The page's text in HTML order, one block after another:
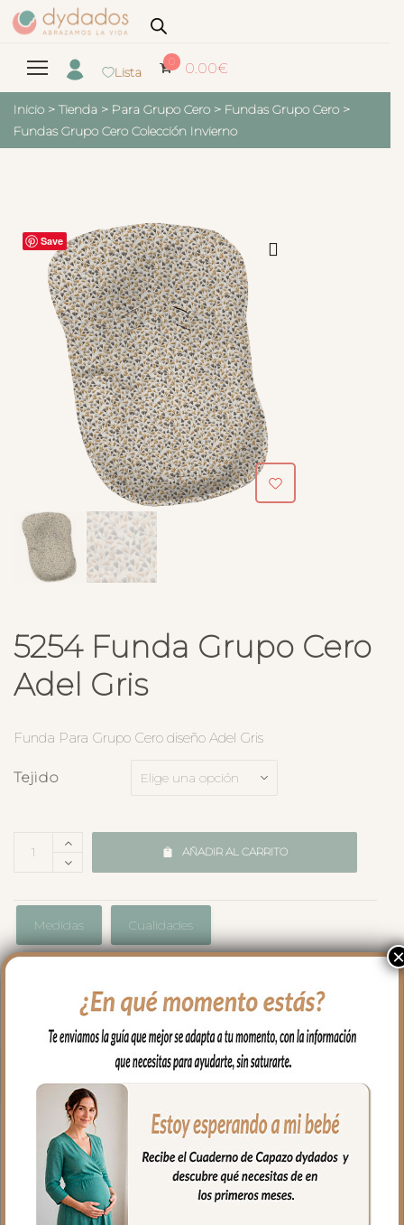
Lista
0 0.00€
Inicio > Tienda > Para Grupo Cero > Fundas Grupo Cero >
Fundas Grupo Cero Colección Invierno
Save
5254 Funda Grupo Cero
Adel Gris
Funda Para Grupo Cero diseño Adel Gris
Tejido
AÑADIR AL CARRITO
Medidas Cualidades
PRODUCTOS
RELACIONADOS
×